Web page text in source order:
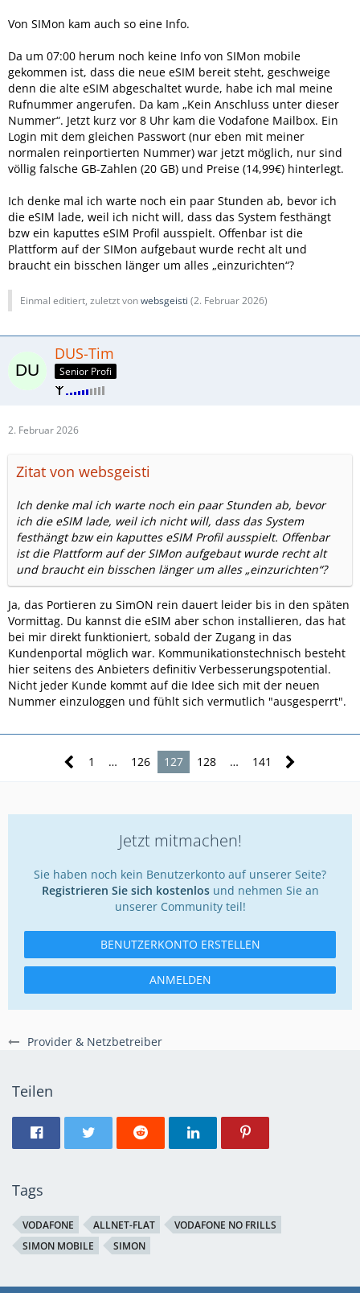
Provider & Netzbetreiber
Von SIMon kam auch so eine Info.
Da um 07:00 herum noch keine Info von SIMon mobile
gekommen ist, dass die neue eSIM bereit steht, geschweige
denn die alte eSIM abgeschaltet wurde, habe ich mal meine
Rufnummer angerufen. Da kam „Kein Anschluss unter dieser
Nummer“. Jetzt kurz vor 8 Uhr kam die Vodafone Mailbox. Ein
Login mit dem gleichen Passwort (nur eben mit meiner
normalen reinportierten Nummer) war jetzt möglich, nur sind
völlig falsche GB-Zahlen (20 GB) und Preise (14,99€) hinterlegt.
Ich denke mal ich warte noch ein paar Stunden ab, bevor ich
die eSIM lade, weil ich nicht will, dass das System festhängt
bzw ein kaputtes eSIM Profil ausspielt. Offenbar ist die
Plattform auf der SIMon aufgebaut wurde recht alt und
braucht ein bisschen länger um alles „einzurichten“?
Einmal editiert, zuletzt vonwebsgeisti (2. Februar 2026)
DUS-Tim
Senior Profi
2. Februar 2026
Zitat von websgeisti
Ich denke mal ich warte noch ein paar Stunden ab, bevor
ich die eSIM lade, weil ich nicht will, dass das System
festhängt bzw ein kaputtes eSIM Profil ausspielt. Offenbar
ist die Plattform auf der SIMon aufgebaut wurde recht alt
und braucht ein bisschen länger um alles „einzurichten“?
Ja, das Portieren zu SimON rein dauert leider bis in den späten
Vormittag. Du kannst die eSIM aber schon installieren, das hat
bei mir direkt funktioniert, sobald der Zugang in das
Kundenportal möglich war. Kommunikationstechnisch besteht
hier seitens des Anbieters definitiv Verbesserungspotential.
Nicht jeder Kunde kommt auf die Idee sich mit der neuen
Nummer einzuloggen und fühlt sich vermutlich "ausgesperrt".
1 … 126 127 128 … 141
Jetzt mitmachen!
Sie haben noch kein Benutzerkonto auf unserer Seite?
Registrieren Sie sich kostenlosund nehmen Sie an
unserer Community teil!
BENUTZERKONTO ERSTELLEN
ANMELDEN
Teilen
Tags
VODAFONE ALLNET-FLAT
VODAFONE NO FRILLS
SIMON MOBILE
SIMON